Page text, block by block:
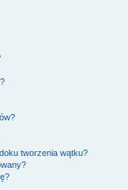
tworzenia wątku?